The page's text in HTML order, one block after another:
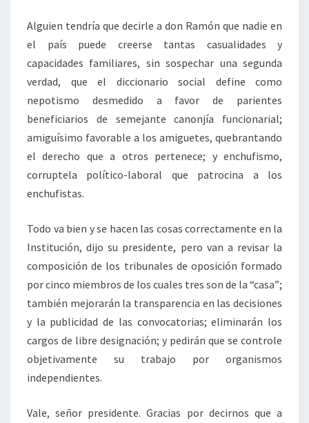
Alguien tendría que decirle a don Ramón que nadie en
el país puede creerse tantas casualidades y
capacidades familiares, sin sospechar una segunda
verdad, que el diccionario social define como
nepotismo desmedido a favor de parientes
beneficiarios de semejante canonjía funcionarial;
amiguísimo favorable a los amiguetes, quebrantando
el derecho que a otros pertenece; y enchufismo,
corruptela político-laboral que patrocina a los
enchufistas.
Todo va bien y se hacen las cosas correctamente en la
Institución, dijo su presidente, pero van a revisar la
composición de los tribunales de oposición formado
por cinco miembros de los cuales tres son de la “casa”;
también mejorarán la transparencia en las decisiones
y la publicidad de las convocatorias; eliminarán los
cargos de libre designación; y pedirán que se controle
objetivamente su trabajo por organismos
independientes.
Vale, señor presidente. Gracias por decirnos que a